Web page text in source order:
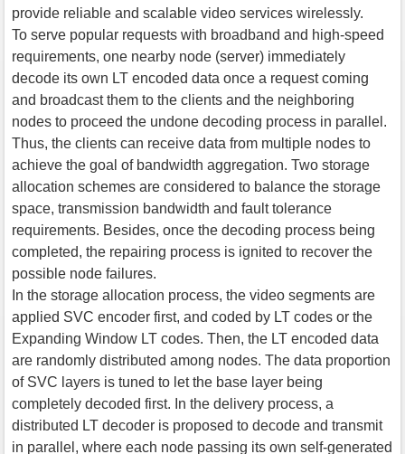
provide reliable and scalable video services wirelessly.
To serve popular requests with broadband and high-speed
requirements, one nearby node (server) immediately
decode its own LT encoded data once a request coming
and broadcast them to the clients and the neighboring
nodes to proceed the undone decoding process in parallel.
Thus, the clients can receive data from multiple nodes to
achieve the goal of bandwidth aggregation. Two storage
allocation schemes are considered to balance the storage
space, transmission bandwidth and fault tolerance
requirements. Besides, once the decoding process being
completed, the repairing process is ignited to recover the
possible node failures.
In the storage allocation process, the video segments are
applied SVC encoder first, and coded by LT codes or the
Expanding Window LT codes. Then, the LT encoded data
are randomly distributed among nodes. The data proportion
of SVC layers is tuned to let the base layer being
completely decoded first. In the delivery process, a
distributed LT decoder is proposed to decode and transmit
in parallel, where each node passing its own self-generated